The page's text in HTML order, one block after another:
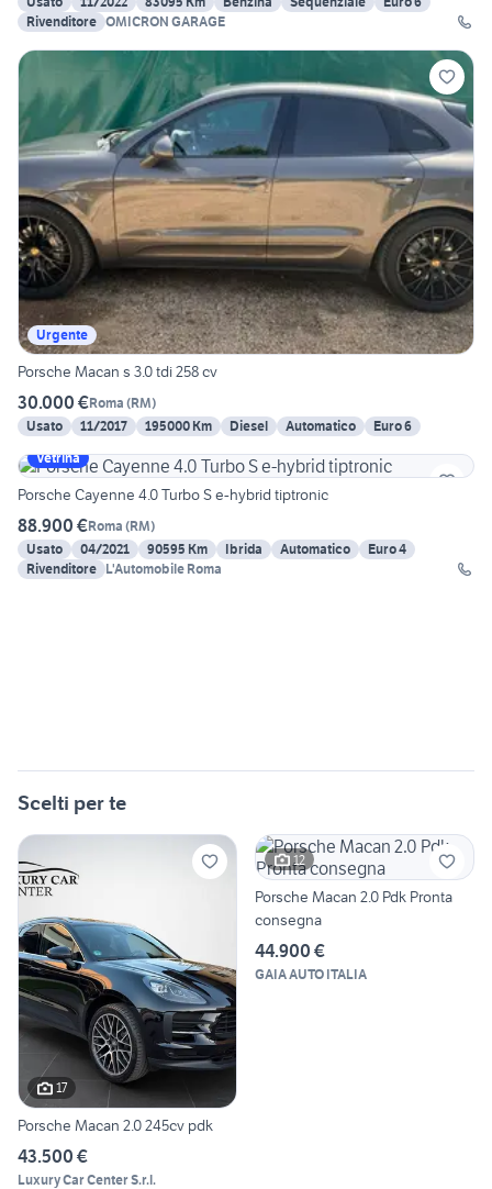
Rivenditore OMICRON GARAGE
Urgente
Porsche Macan s 3.0 tdi 258 cv
30.000 €Roma (RM)
Usato
11/2017 195000 Km Diesel Automatico
Euro 6
Vetrina
Porsche Cayenne 4.0 Turbo S e-hybrid tiptronic
88.900 €Roma (RM)
Usato
04/2021 90595 Km Ibrida Automatico
Euro 4
Rivenditore L'Automobile Roma
Scelti per te
17
Porsche Macan 2.0 245cv pdk
43.500 €
Luxury Car Center S.r.l.
12
Porsche Macan 2.0 Pdk Pronta
consegna
44.900 €
GAIA AUTO ITALIA